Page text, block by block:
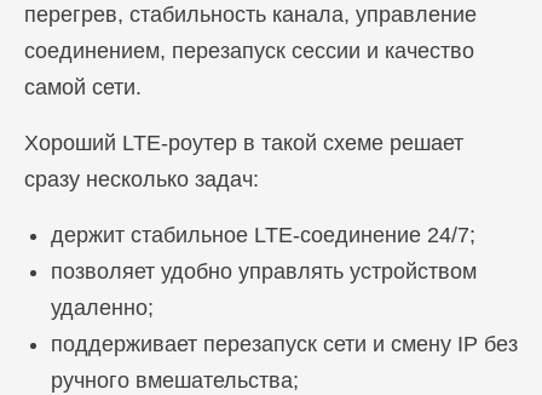
перегрев, стабильность канала, управление
соединением, перезапуск сессии и качество
самой сети.
Хороший LTE-роутер в такой схеме решает
сразу несколько задач:
держит стабильное LTE-соединение 24/7;
позволяет удобно управлять устройством
удаленно;
поддерживает перезапуск сети и смену IP без
ручного вмешательства;